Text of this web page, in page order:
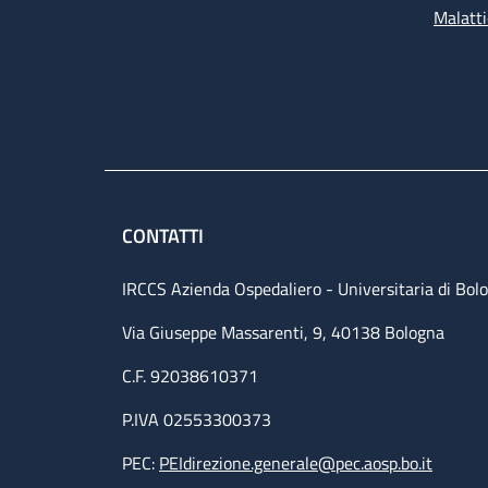
CONTATTI
IRCCS Azienda Ospedaliero - Universitaria di
Via Giuseppe Massarenti, 9, 40138 Bologna
C.F. 92038610371
P.IVA 02553300373
PEC: PEIdirezione.generale@pec.aosp.bo.it